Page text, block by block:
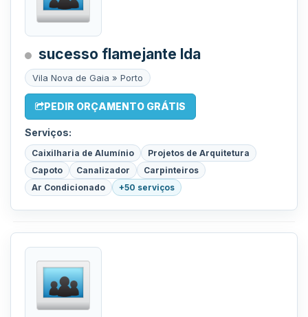
sucesso flamejante lda
Vila Nova de Gaia » Porto
PEDIR ORÇAMENTO GRÁTIS
Serviços:
Caixilharia de Alumínio
Projetos de Arquitetura
Capoto
Canalizador
Carpinteiros
Ar Condicionado
+50 serviços